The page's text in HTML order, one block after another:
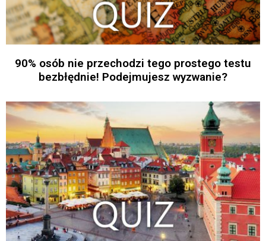
90% osób nie przechodzi tego prostego testu
bezbłędnie! Podejmujesz wyzwanie?